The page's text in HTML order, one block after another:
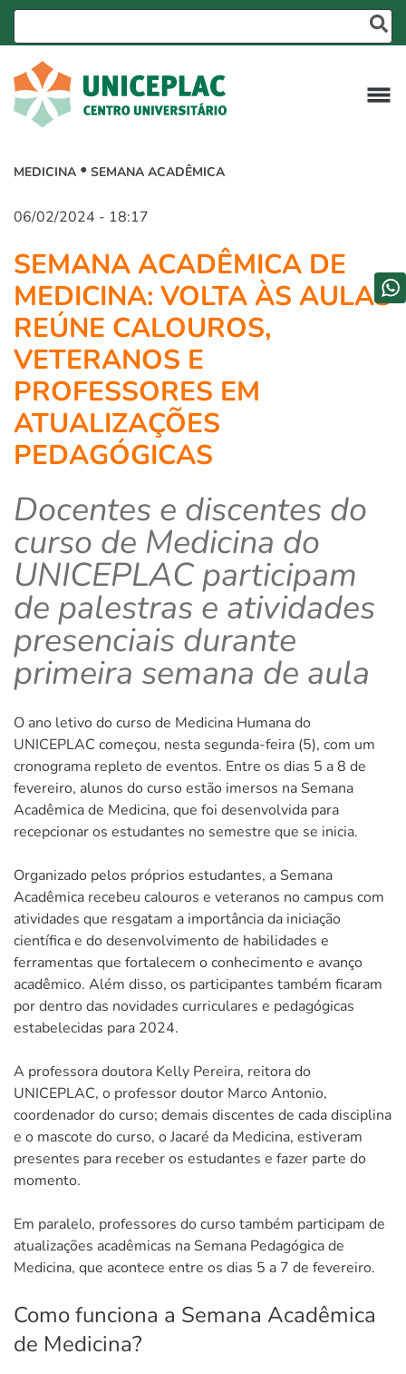
MEDICINA SEMANA ACADÊMICA
06/02/2024 - 18:17
SEMANA ACADÊMICA DE
MEDICINA: VOLTA ÀS AULAS
REÚNE CALOUROS,
VETERANOS E
PROFESSORES EM
ATUALIZAÇÕES
PEDAGÓGICAS
Docentes e discentes do
curso de Medicina do
UNICEPLAC participam
de palestras e atividades
presenciais durante
primeira semana de aula
O ano letivo do curso de Medicina Humana do
UNICEPLAC começou, nesta segunda-feira (5), com um
cronograma repleto de eventos. Entre os dias 5 a 8 de
fevereiro, alunos do curso estão imersos na Semana
Acadêmica de Medicina, que foi desenvolvida para
recepcionar os estudantes no semestre que se inicia.
Organizado pelos próprios estudantes, a Semana
Acadêmica recebeu calouros e veteranos no campus com
atividades que resgatam a importância da iniciação
científica e do desenvolvimento de habilidades e
ferramentas que fortalecem o conhecimento e avanço
acadêmico. Além disso, os participantes também ficaram
por dentro das novidades curriculares e pedagógicas
estabelecidas para 2024.
A professora doutora Kelly Pereira, reitora do
UNICEPLAC, o professor doutor Marco Antonio,
coordenador do curso; demais discentes de cada disciplina
e o mascote do curso, o Jacaré da Medicina, estiveram
presentes para receber os estudantes e fazer parte do
momento.
Em paralelo, professores do curso também participam de
atualizações acadêmicas na Semana Pedagógica de
Medicina, que acontece entre os dias 5 a 7 de fevereiro.
Como funciona a Semana Acadêmica
de Medicina?